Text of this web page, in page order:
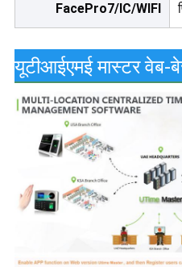
FacePro7/IC/WIFI
यूटीआईएमई मास्टर वेब-